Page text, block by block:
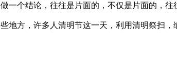
一个结论，往往是片面的，不仅是片面的，往
方，许多人清明节这一天，利用清明祭扫